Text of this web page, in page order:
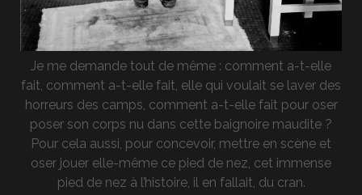
Je me demande tout de même : comment a-t-elle
fait, comment a-t-elle fait, elle qui voulait se laver des
horreurs des camps, comment a-t-elle fait pour oser
poser son corps nu dans cette baignoire maudite ?
Pour cela aussi, pour concevoir, mettre en scène et
oser jouer elle-même ce pied de nez, cet immense
pied de nez à l’histoire, il en fallait, du cran.